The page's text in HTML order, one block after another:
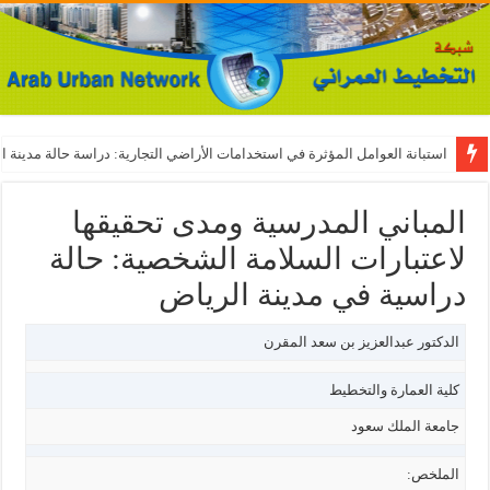
استبانة العوامل المؤثرة في استخدامات الأراضي التجارية: دراسة حالة مدينة
المباني المدرسية ومدى تحقيقها
لاعتبارات السلامة الشخصية: حالة
دراسية في مدينة الرياض
الدكتور عبدالعزيز بن سعد المقرن
كلية العمارة والتخطيط
جامعة الملك سعود
الملخص: